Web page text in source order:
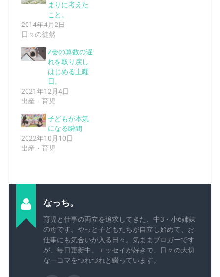
まりに考えた
こと。
2014年4月2日
日々の徒然
Z会の算数の遅
れを取り戻し
はじめる土曜
日。
2021年12月4日
出産・育児
子どもが本気
になる瞬間
2022年10月10日
出産・育児
なっち。
育児と仕事の両立を追求してきた、中3・小6姉妹
の母です。やっと子どもたちが自立し始めて、お
仕事にも気合いが入る日々。気ままブロガーです
が、毎日更新中。エッセイが好きで、日々の大切
な一コマをつれづれと綴っています。